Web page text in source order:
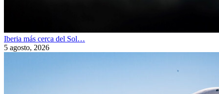
Iberia más cerca del Sol…
5 agosto, 2026